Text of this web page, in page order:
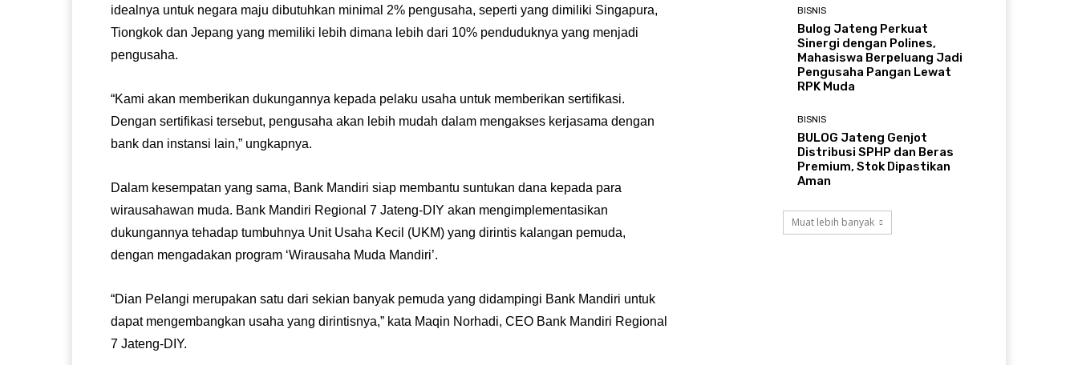
idealnya untuk negara maju dibutuhkan minimal 2% pengusaha, seperti yang dimiliki Singapura,
Tiongkok dan Jepang yang memiliki lebih dimana lebih dari 10% penduduknya yang menjadi
pengusaha.
“Kami akan memberikan dukungannya kepada pelaku usaha untuk memberikan sertifikasi.
Dengan sertifikasi tersebut, pengusaha akan lebih mudah dalam mengakses kerjasama dengan
bank dan instansi lain,” ungkapnya.
Dalam kesempatan yang sama, Bank Mandiri siap membantu suntukan dana kepada para
wirausahawan muda. Bank Mandiri Regional 7 Jateng-DIY akan mengimplementasikan
dukungannya tehadap tumbuhnya Unit Usaha Kecil (UKM) yang dirintis kalangan pemuda,
dengan mengadakan program ‘Wirausaha Muda Mandiri’.
“Dian Pelangi merupakan satu dari sekian banyak pemuda yang didampingi Bank Mandiri untuk
dapat mengembangkan usaha yang dirintisnya,” kata Maqin Norhadi, CEO Bank Mandiri Regional
7 Jateng-DIY.
BISNIS
Bulog Jateng Perkuat
Sinergi dengan Polines,
Mahasiswa Berpeluang Jadi
Pengusaha Pangan Lewat
RPK Muda
BISNIS
BULOG Jateng Genjot
Distribusi SPHP dan Beras
Premium, Stok Dipastikan
Aman
Muat lebih banyak